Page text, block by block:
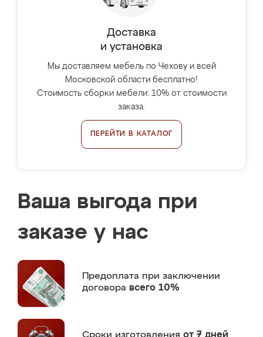
Доставка
и установка
Мы доставляем мебель по Чехову и всей
Московской области бесплатно!
Стоимость сборки мебели: 10% от стоимости
заказа.
ПЕРЕЙТИ В КАТАЛОГ
Ваша выгода при
заказе у нас
Предоплата при заключении
договора всего 10%
Сроки изготовления от 7 дней